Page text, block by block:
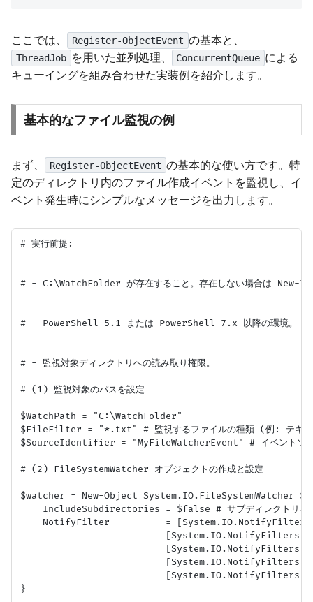
ここでは、 Register-ObjectEvent の基本と、
ThreadJob を用いた並列処理、 ConcurrentQueue による
キューイングを組み合わせた実装例を紹介します。
基本的なファイル監視の例
まず、 Register-ObjectEvent の基本的な使い方です。特
定のディレクトリ内のファイル作成イベントを監視し、イ
ベント発生時にシンプルなメッセージを出力します。
# 実行前提:
# - C:\WatchFolder が存在すること。存在しない場合は
# - PowerShell 5.1 または PowerShell 7.x 以降の環境。
# - 監視対象ディレクトリへの読み取り権限。
# (1) 監視対象のパスを設定
$WatchPath = "C:\WatchFolder"
$FileFilter = "*.txt" # 監視するファイルの種類 (例: テキス
$SourceIdentifier = "MyFileWatcherEvent" # イベントソー
# (2) FileSystemWatcher オブジェクトの作成と設定
$watcher = New-Object System.IO.FileSystemWatcher
IncludeSubdirectories = $false # サブディレクトリを
NotifyFilter          =
}